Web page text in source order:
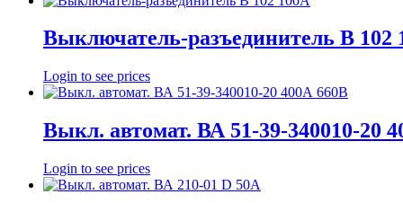
Выключатель-разъединитель В 102
Login to see prices
Выкл. автомат. ВА 51-39-340010-20
Login to see prices